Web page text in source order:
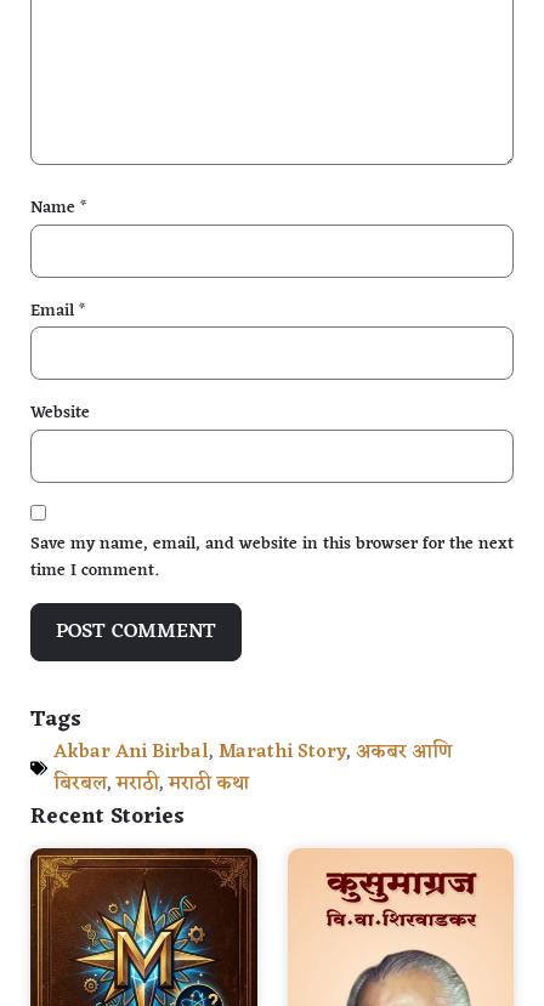
Name *
Email*
Website
Save my name, email, and website in this browser for the next
time I comment.
Tags
Akbar Ani Birbal,Marathi Story,अकबर आणि
बिरबल,मराठी,मराठी कथा
Recent Stories